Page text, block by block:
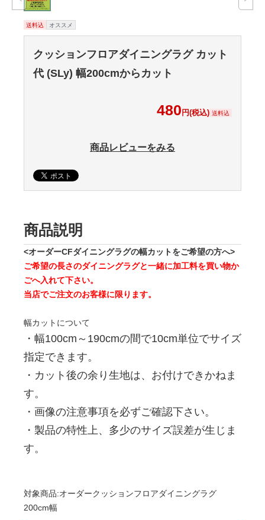
送料込 オススメ
クッションフロアダイニングラグ カット
代 (SLy) 幅200cmからカット
480 円(税込) 送料込
商品レビューをみる
商品説明
<オーダーCFダイニングラグの幅カットをご希望の方へ>
ご希望の長さのダイニングラグと一緒に加工料を買い物か
ごへ入れて下さい。
当店でご注文のお客様に限ります。
幅カットについて
・幅100cm～190cmの間で10cm単位でサイズ
指定できます。
・カット後の余り生地は、お付けできかねま
す。
・画像の注意事項を必ずご確認下さい。
・製品の特性上、多少のサイズ誤差が生じま
す。
対象商品:オーダークッションフロアダイニングラグ
200cm幅